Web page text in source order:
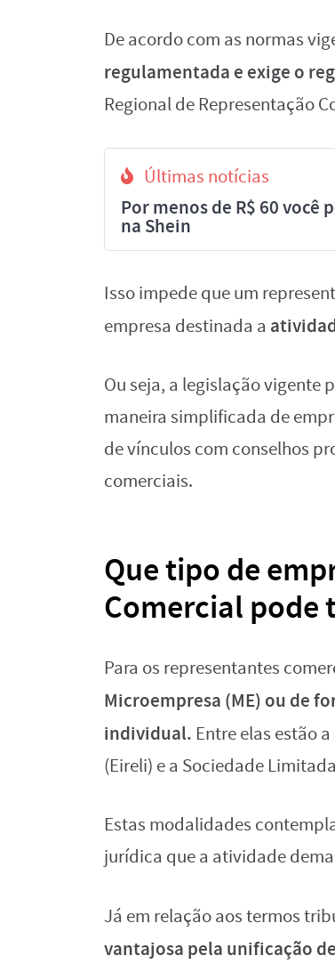
De acordo com as normas
regulamentada e exige o
Regional de Representação
Últimas notícias
Por menos de R$ 60 você
na Shein
Isso impede que um
empresa destinada a
Ou seja, a legislação vigente
maneira simplificada de
de vínculos com conselhos
comerciais.
Que tipo de
Comercial pode
Para os representantes
Microempresa (ME) ou de
individual. Entre elas estão
(Eireli) e a Sociedade
Estas modalidades
jurídica que a atividade
Já em relação aos termos
vantajosa pela unificação